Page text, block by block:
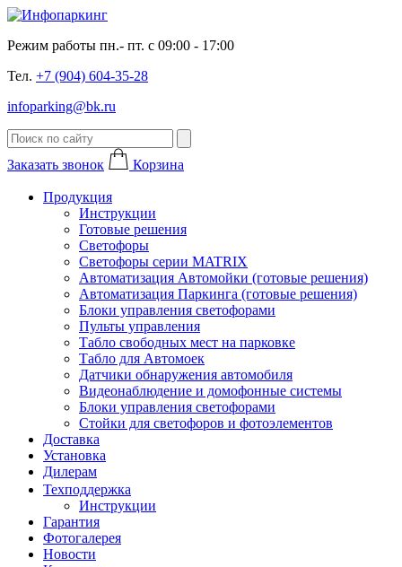
Режим работы пн.- пт. с 09:00 - 17:00
Тел. +7 (904) 604-35-28
infoparking@bk.ru
Заказать звонок Корзина
Продукция
Инструкции
Готовые решения
Светофоры
Светофоры серии MATRIX
Автоматизация Автомойки (готовые решения)
Автоматизация Паркинга (готовые решения)
Блоки управления светофорами
Пульты управления
Табло свободных мест на парковке
Табло для Автомоек
Датчики обнаружения автомобиля
Видеонаблюдение и домофонные системы
Блоки управления светофорами
Стойки для светофоров и фотоэлементов
Доставка
Установка
Дилерам
Техподдержка
Инструкции
Гарантия
Фотогалерея
Новости